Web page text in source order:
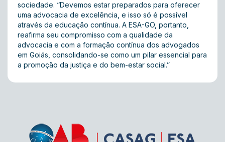
sociedade. “Devemos estar preparados para oferecer
uma advocacia de excelência, e isso só é possível
através da educação contínua. A ESA-GO, portanto,
reafirma seu compromisso com a qualidade da
advocacia e com a formação contínua dos advogados
em Goiás, consolidando-se como um pilar essencial para
a promoção da justiça e do bem-estar social.”